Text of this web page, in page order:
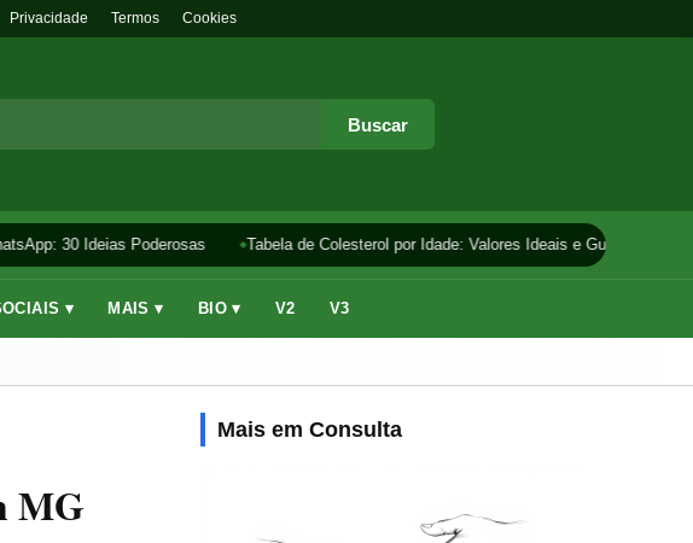
Privacidade Termos Cookies
Buscar
30 Ideias Poderosas Tabela de Colesterol por Idade: Valores Ideais e Guia
▾ MAIS ▾ BIO ▾ V2 V3
MG
Mais em Consulta